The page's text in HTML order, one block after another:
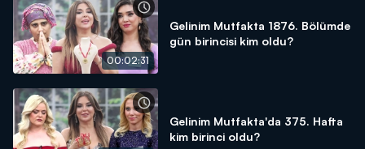
00:02:31
Gelinim Mutfakta 1876. Bölümde
gün birincisi kim oldu?
Gelinim Mutfakta'da 375. Hafta
kim birinci oldu?